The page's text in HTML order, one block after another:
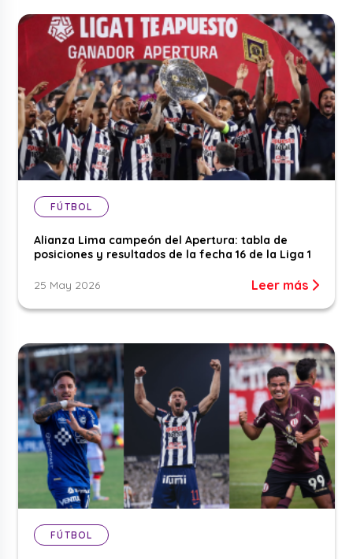
FÚTBOL
Alianza Lima campeón del Apertura: tabla de
posiciones y resultados de la fecha 16 de la Liga 1
25 May 2026 Leer más
FÚTBOL